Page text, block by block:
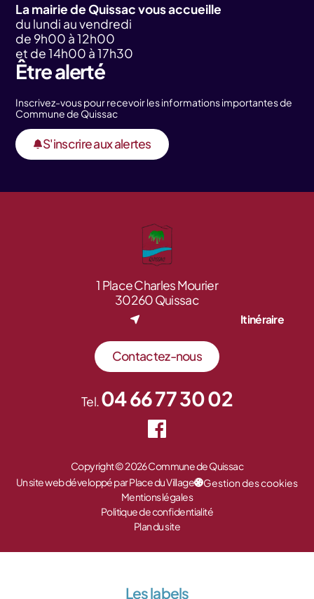
La mairie de Quissac vous accueille
du lundi au vendredi
de 9h00 à 12h00
et de 14h00 à 17h30
Être alerté
Inscrivez-vous pour recevoir les informations importantes de
Commune de Quissac
S'inscrire aux alertes
1 Place Charles Mourier
30260 Quissac
Itinéraire
Contactez-nous
Tel.04 66 77 30 02
Copyright © 2026 Commune de Quissac
Un site web développé par Place du Village
Gestion des cookies
Mentions légales
Politique de confidentialité
Plan du site
Les labels